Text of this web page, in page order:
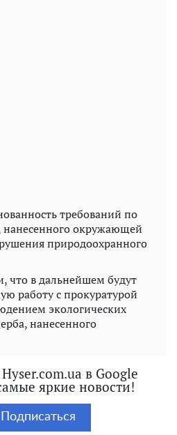
требований по
окружающей
природоохранного
что в дальнейшем будут
работу с прокуратурой
экологических
нанесенного
в Google
яркие новости!
Подписаться